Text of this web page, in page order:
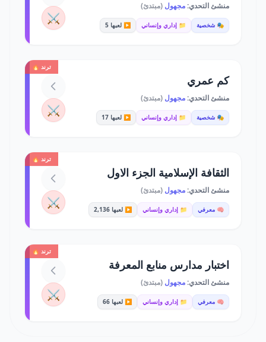
منشئ التحدي:مجهول (مبتدئ)
🎭 شخصية 📁 إداري وإنساني ▶️ لعبها 5 ⚔️
ترند 🔥
كم عمري
منشئ التحدي:مجهول (مبتدئ)
🎭 شخصية 📁 إداري وإنساني ▶️ لعبها 17 ⚔️
ترند 🔥
الثقافة الإسلامية الجزء الاول
منشئ التحدي:مجهول (مبتدئ)
🧠 معرفي 📁 إداري وإنساني ▶️ لعبها 2,136 ⚔️
ترند 🔥
اختبار مدارس منابع المعرفة
منشئ التحدي:مجهول (مبتدئ)
🧠 معرفي 📁 إداري وإنساني ▶️ لعبها 66 ⚔️